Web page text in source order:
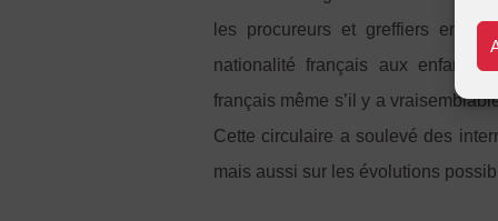
les procureurs et greffiers en
nationalité français aux enfants
français même s’il y a
Cette circulaire a soulevé des
mais aussi sur les évolutions